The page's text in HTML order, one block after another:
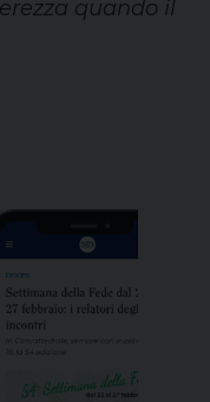
quando il